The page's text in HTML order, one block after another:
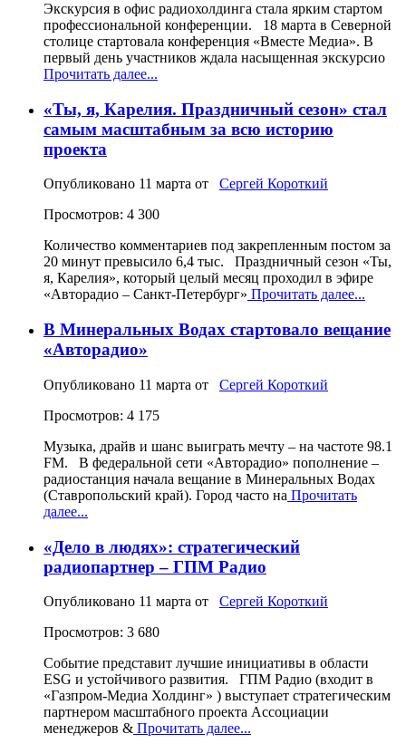
Экскурсия в офис радиохолдинга стала ярким стартом
профессиональной конференции. 18 марта в Северной
столице стартовала конференция «Вместе Медиа». В
первый день участников ждала насыщенная экскурсио
Прочитать далее...
«Ты, я, Карелия. Праздничный сезон» стал
самым масштабным за всю историю
проекта
Опубликовано 11 марта от Сергей Короткий
Просмотров: 4 300
Количество комментариев под закрепленным постом за
20 минут превысило 6,4 тыс. Праздничный сезон «Ты,
я, Карелия», который целый месяц проходил в эфире
«Авторадио – Санкт‑Петербург» Прочитать далее...
В Минеральных Водах стартовало вещание
«Авторадио»
Опубликовано 11 марта от Сергей Короткий
Просмотров: 4 175
Музыка, драйв и шанс выиграть мечту – на частоте 98.1
FM. В федеральной сети «Авторадио» пополнение –
радиостанция начала вещание в Минеральных Водах
(Ставропольский край). Город часто на Прочитать
далее...
«Дело в людях»: стратегический
радиопартнер – ГПМ Радио
Опубликовано 11 марта от Сергей Короткий
Просмотров: 3 680
Событие представит лучшие инициативы в области
ESG и устойчивого развития. ГПМ Радио (входит в
«Газпром-Медиа Холдинг» ) выступает стратегическим
партнером масштабного проекта Ассоциации
менеджеров & Прочитать далее...